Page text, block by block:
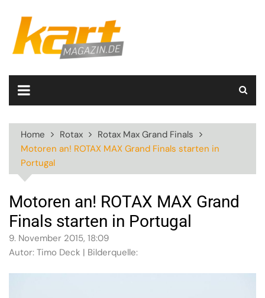
content
Home Rotax
Rotax Max Grand Finals
Motoren an! ROTAX MAX Grand Finals starten in
Portugal
Motoren an! ROTAX MAX Grand
Finals starten in Portugal
9. November 2015, 18:09
Autor: Timo Deck | Bilderquelle: